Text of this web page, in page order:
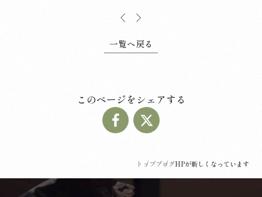
一覧へ戻る
このページをシェアする
トップブログHPが新しくなっています